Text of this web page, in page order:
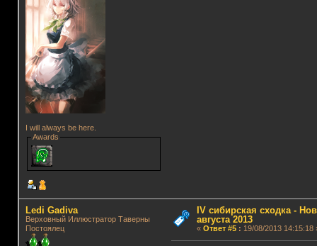
I will always be here.
Awards
Ledi Gadiva
Верховный Иллюстратор Таверны
Постоялец
IV сибирская сходка -
августа 2013
« Ответ #5: 19/08/2013 14:15:18